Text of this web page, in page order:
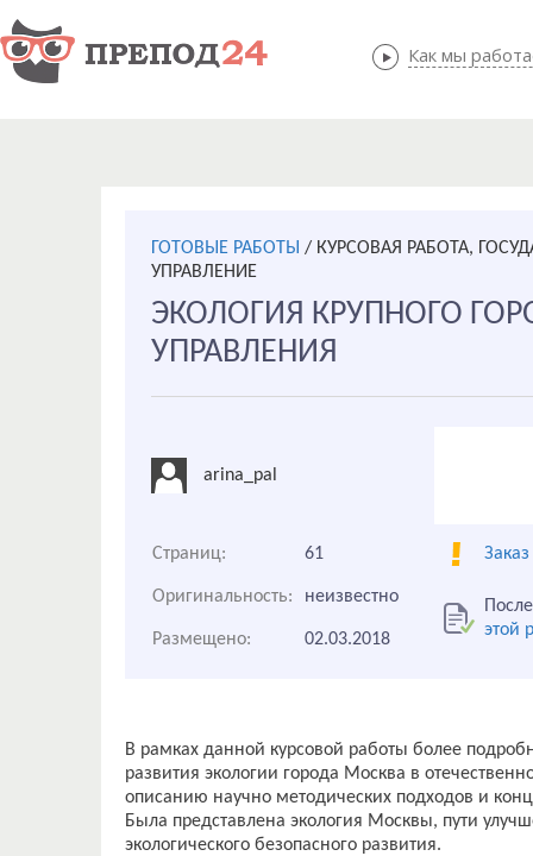
Как мы
Как мы
ГОТОВЫЕ РАБОТЫ / КУРСОВАЯ РАБОТА,
УПРАВЛЕНИЕ
ЭКОЛОГИЯ КРУПНОГО
УПРАВЛЕНИЯ
arina_pal
Страниц: 61
Оригинальность: неизвестно
этой
Размещено: 02.03.2018
В рамках данной курсовой работы более
развития экологии города Москва в
описанию научно методических подходов и
Была представлена экология Москвы, пути
экологического безопасного развития.